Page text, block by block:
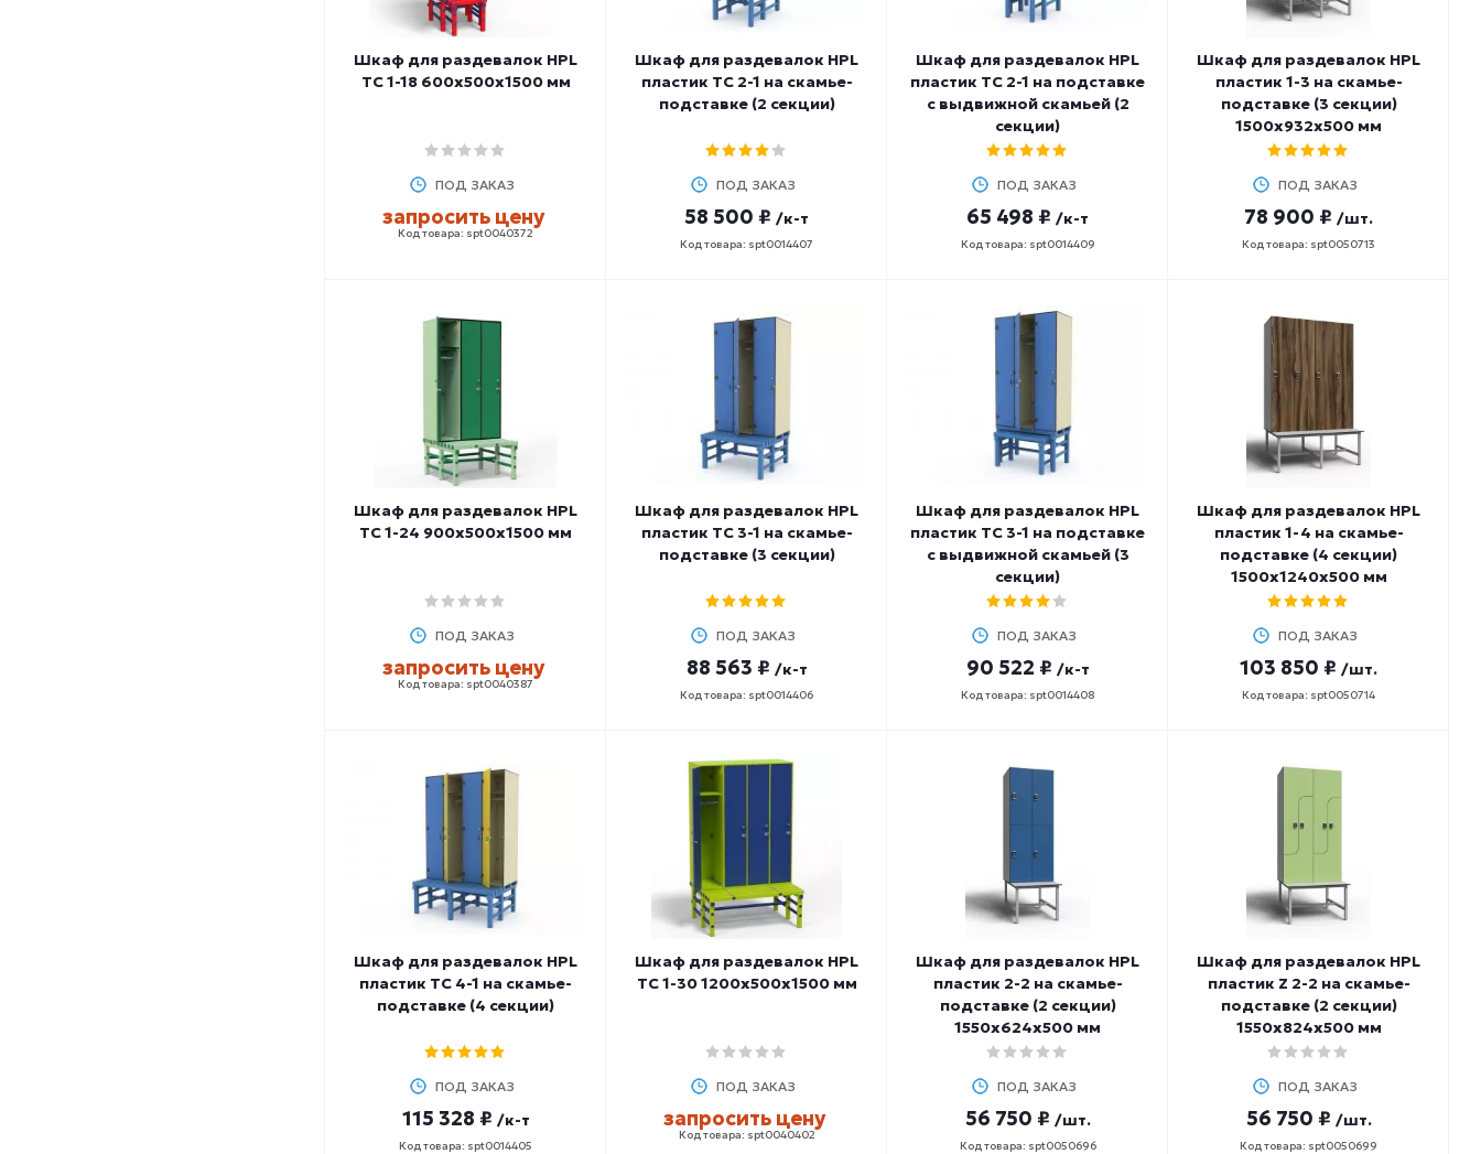
Шкаф для раздевалок HPL
ТС 1-18 600x500x1500 мм
ПОД ЗАКАЗ
запросить цену
Код товара: spt0040372
Шкаф для раздевалок HPL
пластик ТС 2-1 на скамье-
подставке (2 секции)
ПОД ЗАКАЗ
58 500 ₽ /к-т
Код товара: spt0014407
Шкаф для раздевалок HPL
пластик ТС 2-1 на подставке
с выдвижной скамьей (2
секции)
ПОД ЗАКАЗ
65 498 ₽ /к-т
Код товара: spt0014409
Шкаф для раздевалок HPL
пластик 1-3 на скамье-
подставке (3 секции)
1500х932х500 мм
ПОД ЗАКАЗ
78 900 ₽ /шт.
Код товара: spt0050713
Шкаф для раздевалок HPL
ТС 1-24 900x500x1500 мм
ПОД ЗАКАЗ
запросить цену
Код товара: spt0040387
Шкаф для раздевалок HPL
пластик ТС 3-1 на скамье-
подставке (3 секции)
ПОД ЗАКАЗ
88 563 ₽ /к-т
Код товара: spt0014406
Шкаф для раздевалок HPL
пластик ТС 3-1 на подставке
с выдвижной скамьей (3
секции)
ПОД ЗАКАЗ
90 522 ₽ /к-т
Код товара: spt0014408
Шкаф для раздевалок HPL
пластик 1-4 на скамье-
подставке (4 секции)
1500х1240х500 мм
ПОД ЗАКАЗ
103 850 ₽ /шт.
Код товара: spt0050714
Шкаф для раздевалок HPL
пластик ТС 4-1 на скамье-
подставке (4 секции)
ПОД ЗАКАЗ
115 328 ₽ /к-т
Код товара: spt0014405
Шкаф для раздевалок HPL
ТС 1-30 1200x500x1500 мм
ПОД ЗАКАЗ
запросить цену
Код товара: spt0040402
Шкаф для раздевалок HPL
пластик 2-2 на скамье-
подставке (2 секции)
1550х624х500 мм
ПОД ЗАКАЗ
56 750 ₽ /шт.
Код товара: spt0050696
Шкаф для раздевалок HPL
пластик Z 2-2 на скамье-
подставке (2 секции)
1550х824х500 мм
ПОД ЗАКАЗ
56 750 ₽ /шт.
Код товара: spt0050699